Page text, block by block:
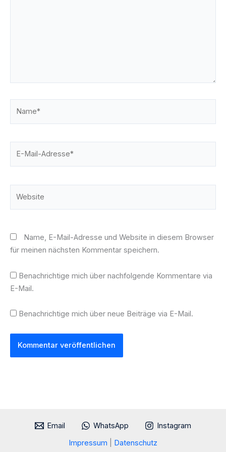
Name, E-Mail-Adresse und Website in diesem Browser
für meinen nächsten Kommentar speichern.
Benachrichtige mich über nachfolgende Kommentare via
E-Mail.
Benachrichtige mich über neue Beiträge via E-Mail.
Email WhatsApp
Instagram
Impressum
Datenschutz